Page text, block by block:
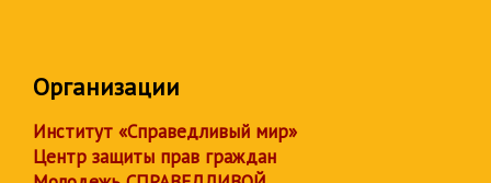
Организации
Институт «Справедливый мир»
Центр защиты прав граждан